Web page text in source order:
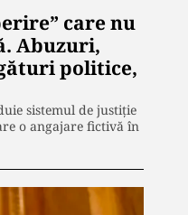
care nu
Abuzuri,
politice,
sistemul de justiție
o angajare fictivă în